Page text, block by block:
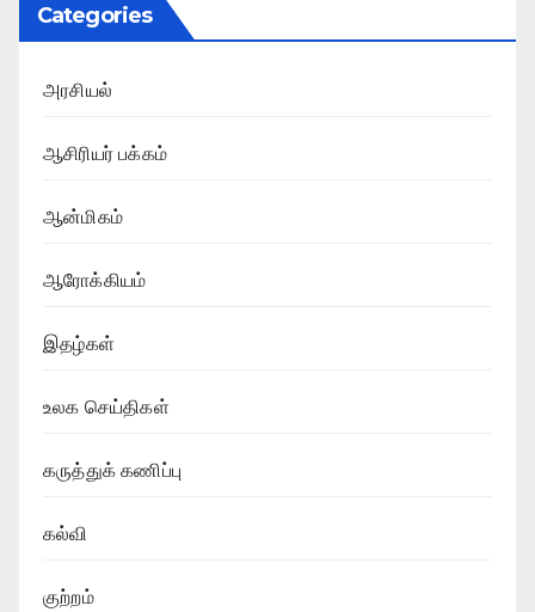
Categories
அரசியல்
ஆசிரியர் பக்கம்
ஆன்மிகம்
ஆரோக்கியம்
இதழ்கள்
உலக செய்திகள்
கருத்துக் கணிப்பு
கல்வி
குற்றம்